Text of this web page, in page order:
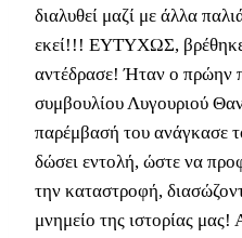
διαλυθεί μαζί με άλλα
εκεί!!! ΕΥΤΥΧΩΣ, βρέθηκε
αντέδρασε! Ήταν ο πρώην
συμβουλίου Λυγουριού
παρέμβασή του ανάγκασε
δώσει εντολή, ώστε να
την καταστροφή,
μνημείο της ιστορίας μας!